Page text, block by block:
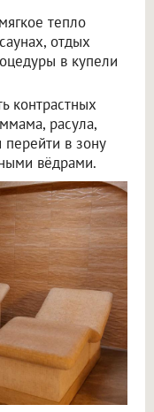
тепло
отдых
в купели
контрастных
расула,
в зону
вёдрами.